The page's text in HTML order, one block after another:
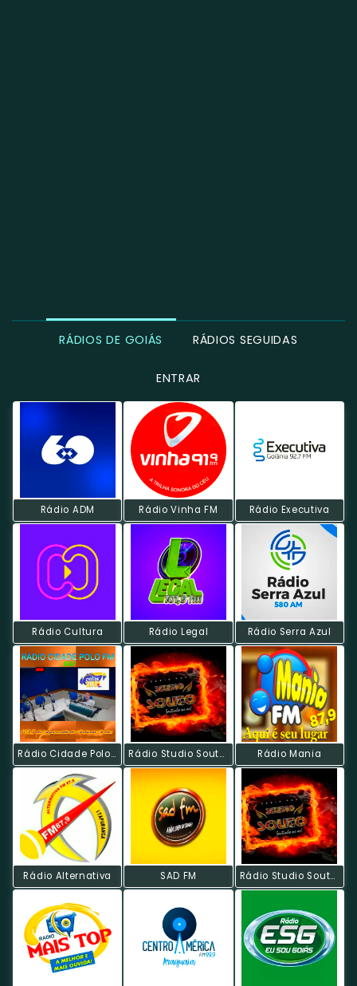
RÁDIOS DE GOIÁS RÁDIOS SEGUIDAS
ENTRAR
Rádio ADM Rádio Vinha FM Rádio Executiva
Rádio Cultura Rádio Legal Rádio Serra Azul
Rádio Cidade Polo Fm Rádio Studio Souto - Discoteca 70s Rádio Mania
Rádio Alternativa SAD FM Rádio Studio Souto - Techno